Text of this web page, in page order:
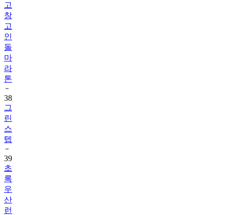
고
창
고
인
돌
마
라
톤
38
그
린
스
텝
39
초
록
우
산
런